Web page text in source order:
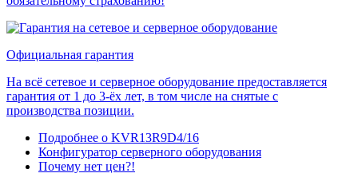
Официальная гарантия
На всё сетевое и серверное оборудование предоставляется
гарантия от 1 до 3-ёх лет, в том числе на снятые с
производства позиции.
Подробнее о KVR13R9D4/16
Конфигуратор серверного оборудования
Почему нет цен?!